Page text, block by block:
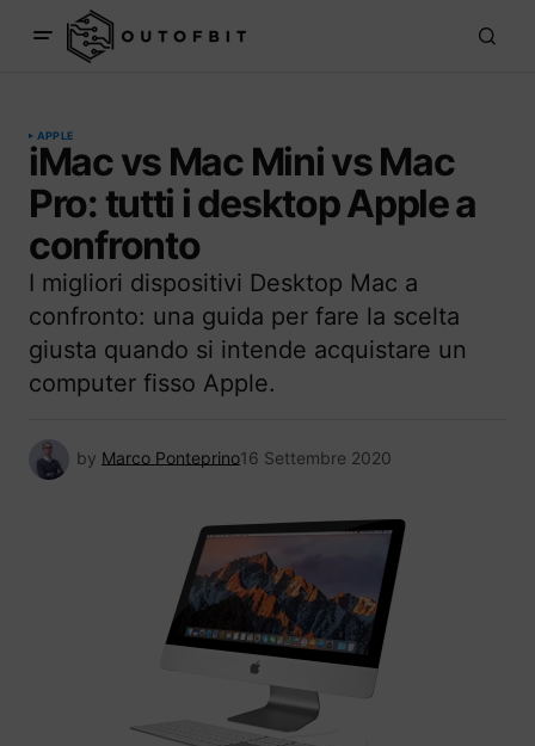
APPLE
iMac vs Mac Mini vs Mac
Pro: tutti i desktop Apple a
confronto
I migliori dispositivi Desktop Mac a
confronto: una guida per fare la scelta
giusta quando si intende acquistare un
computer fisso Apple.
by Marco Ponteprino16 Settembre 2020